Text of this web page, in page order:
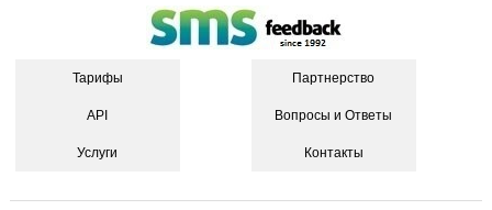
Тарифы
API
Услуги
Партнерство
Вопросы и Ответы
Контакты